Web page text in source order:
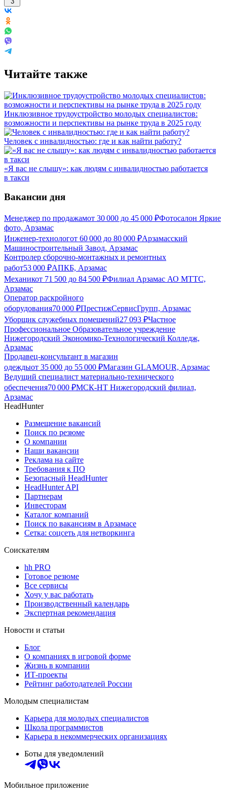
Читайте также
Инклюзивное трудоустройство молодых специалистов:
возможности и перспективы на рынке труда в 2025 году
Человек с инвалидностью: где и как найти работу?
«Я вас не слышу»: как людям с инвалидностью работается
в такси
Вакансии дня
Менеджер по продажамот 30 000 до 45 000 ₽Фотосалон Яркие
фото, Арзамас
Инженер-технологот 60 000 до 80 000 ₽Арзамасский
Машиностроительный Завод, Арзамас
Контролер сборочно-монтажных и ремонтных
работ53 000 ₽АПКБ, Арзамас
Механикот 71 500 до 84 500 ₽Филиал Арзамас АО МТТС,
Арзамас
Оператор раскройного
оборудования70 000 ₽ПрестижСервисГрупп, Арзамас
Уборщик служебных помещений27 093 ₽Частное
Профессиональное Образовательное учреждение
Нижегородский Экономико-Технологический Колледж,
Арзамас
Продавец-консультант в магазин
одеждыот 35 000 до 55 000 ₽Магазин GLAMOUR, Арзамас
Ведущий специалист материально-технического
обеспечения70 000 ₽МСК-НТ Нижегородский филиал,
Арзамас
HeadHunter
Размещение вакансий
Поиск по резюме
О компании
Наши вакансии
Реклама на сайте
Требования к ПО
Безопасный HeadHunter
HeadHunter API
Партнерам
Инвесторам
Каталог компаний
Поиск по вакансиям в Арзамасе
Сетка: соцсеть для нетворкинга
Соискателям
hh PRO
Готовое резюме
Все сервисы
Хочу у вас работать
Производственный календарь
Экспертная рекомендация
Новости и статьи
Блог
О компаниях в игровой форме
Жизнь в компании
ИТ-проекты
Рейтинг работодателей России
Молодым специалистам
Карьера для молодых специалистов
Школа программистов
Карьера в некоммерческих организациях
Боты для уведомлений
Мобильное приложение